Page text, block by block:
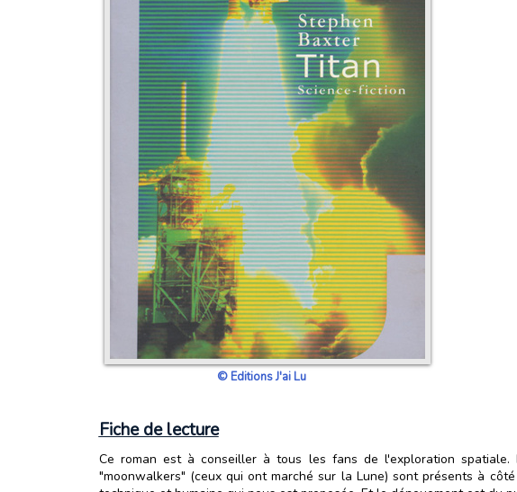
© Editions J'ai Lu
Fiche de lecture
Ce roman est à conseiller à tous les fans de l'exploration
"moonwalkers" (ceux qui ont marché sur la Lune) sont présents à